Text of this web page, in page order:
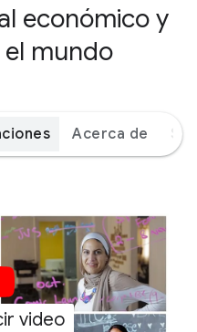
económico y
mundo
Acerca de
video